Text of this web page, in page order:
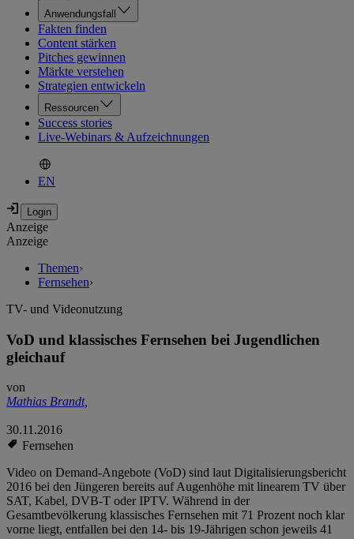
Anwendungsfall
Fakten finden
Content stärken
Pitches gewinnen
Märkte verstehen
Strategien entwickeln
Ressourcen
Success stories
Live-Webinars & Aufzeichnungen
EN
Anzeige
Anzeige
Themen›
Fernsehen›
TV- und Videonutzung
VoD und klassisches Fernsehen bei Jugendlichen
gleichauf
von
Mathias Brandt,
30.11.2016
Fernsehen
Video on Demand-Angebote (VoD) sind laut Digitalisierungsbericht
2016 bei den Jüngeren bereits auf Augenhöhe mit linearem TV über
SAT, Kabel, DVB-T oder IPTV. Während in der
Gesamtbevölkerung klassisches Fernsehen mit 71 Prozent noch klar
vorne liegt, entfallen bei den 14- bis 19-Jährigen schon jeweils 41